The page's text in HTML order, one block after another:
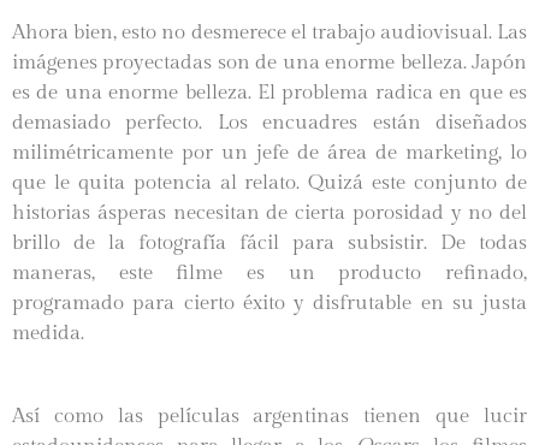
Ahora bien, esto no desmerece el trabajo audiovisual. Las
imágenes proyectadas son de una enorme belleza. Japón
es de una enorme belleza. El problema radica en que es
demasiado perfecto. Los encuadres están diseñados
milimétricamente por un jefe de área de marketing, lo
que le quita potencia al relato. Quizá este conjunto de
historias ásperas necesitan de cierta porosidad y no del
brillo de la fotografía fácil para subsistir. De todas
maneras, este filme es un producto refinado,
programado para cierto éxito y disfrutable en su justa
medida.
Así como las películas argentinas tienen que lucir